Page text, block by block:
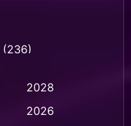
(236)
(32)
(28)
2028
2026